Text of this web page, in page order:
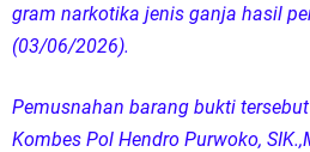
gram narkotika jenis ganja hasil
(03/06/2026).
Pemusnahan barang bukti
Kombes Pol Hendro Purwoko,